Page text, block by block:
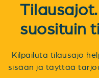
suosituin
Kilpailuta tilausajo
sisään ja täyttää